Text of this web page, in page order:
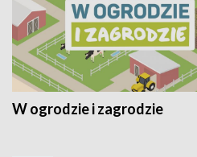
W ogrodzie i zagrodzie